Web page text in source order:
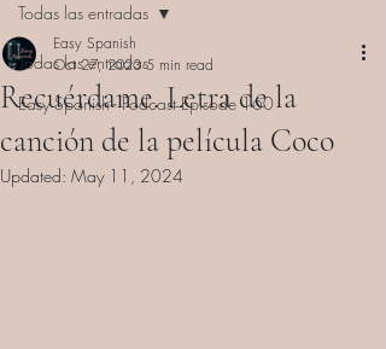
Todas las entradas
Easy Spanish - Podcast Episode 160
Todas las entradas
Recuérdame. Letra de la
canción de la película Coco
Easy Spanish
Oct 27, 2023 5 min read
Updated: May 11, 2024